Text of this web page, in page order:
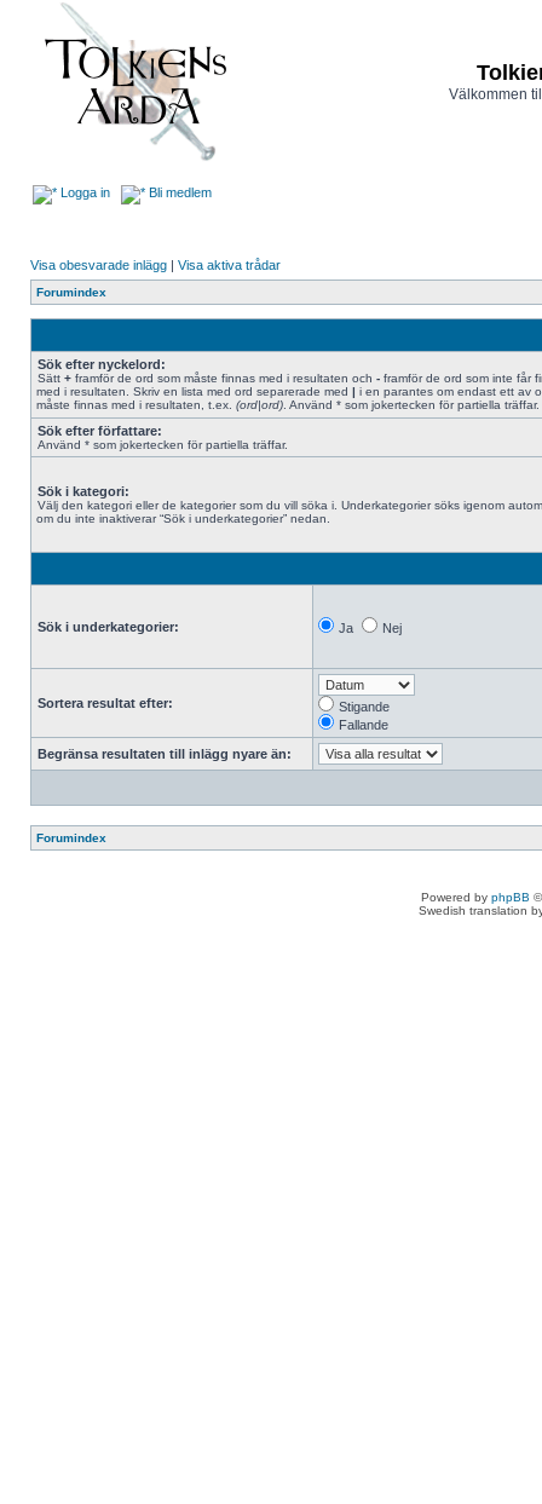
Välkommen
Logga in Bli medlem
Visa obesvarade inlägg | Visa aktiva trådar
Forumindex
Sök efter nyckelord:
Sätt + framför de ord som måste finnas med i resultaten och - framför de ord som inte får
med i resultaten. Skriv en lista med ord separerade med | i en parantes om endast ett av
måste finnas med i resultaten, t.ex. (ord|ord) . Använd * som jokertecken för partiella träffar.
Sök efter författare:
Använd * som jokertecken för partiella träffar.
Sök i kategori:
Välj den kategori eller de kategorier som du vill söka i. Underkategorier söks igenom
om du inte inaktiverar “Sök i underkategorier” nedan.
Sök i underkategorier: Ja Nej
Sortera resultat efter:
Stigande
Fallande
Begränsa resultaten till inlägg nyare än:
Forumindex
Powered by phpBB
Swedish translation